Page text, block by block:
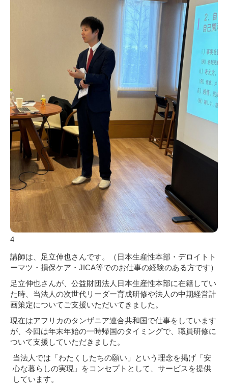
4
講師は、足立伸也さんです。（日本生産性本部・デロイトト
ーマツ・損保ケア・ JICA等でのお仕事の経験のある方です）
足立伸也さんが、公益財団法人日本生産性本部に在籍してい
た時、当法人の次世代リーダー育成研修や法人の中期経営計
画策定についてご支援いただいてきました。
現在はアフリカのタンザニア連合共和国で仕事をしています
が、今回は年末年始の一時帰国のタイミングで、職員研修に
ついて支援していただきました。
当法人では「わたくしたちの願い」という理念を掲げ「安
心な暮らしの実現」をコンセプトとして、サービスを提供
しています。